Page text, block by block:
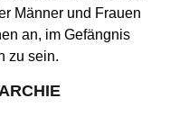
Männer und Frauen
an, im Gefängnis
zu sein.